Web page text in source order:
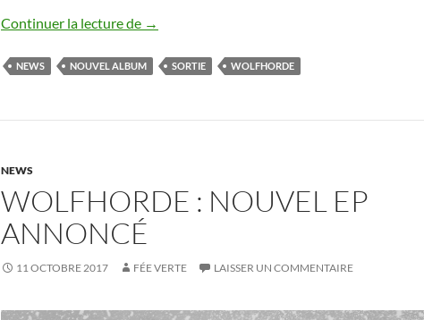
Continuer la lecture de Nouvel album de Wolfhorde
→
NEWS NOUVEL ALBUM SORTIE WOLFHORDE
NEWS
WOLFHORDE : NOUVEL EP
ANNONCÉ
11 OCTOBRE 2017 FÉE VERTE LAISSER UN COMMENTAIRE